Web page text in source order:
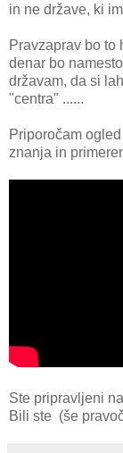
in ne države, ki
Pravzaprav bo to
denar bo
državam, da si
"centra" ......
Priporočam
znanja in
Ste pripravljeni
Bili ste (še